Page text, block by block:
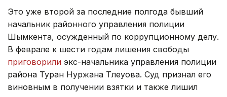
Это уже второй за последние полгода бывший
начальник районного управления полиции
Шымкента, осужденный по коррупционному делу.
В феврале к шести годам лишения свободы
приговорили экс-начальника управления полиции
района Туран Нуржана Тлеуова. Суд признал его
виновным в получении взятки и также лишил